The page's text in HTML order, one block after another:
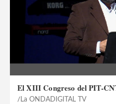
El XIII Congreso del PIT-
La ONDADIGITAL TV